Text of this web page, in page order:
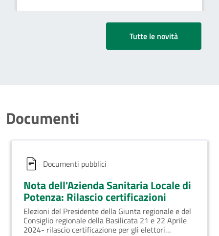
Tutte le novità
Documenti
Documenti pubblici
Nota dell'Azienda Sanitaria Locale di
Potenza: Rilascio certificazioni
Elezioni del Presidente della Giunta regionale e del
Consiglio regionale della Basilicata 21 e 22 Aprile
2024- rilascio certificazione per gli elettori